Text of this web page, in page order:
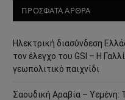
ΠΡΟΣΦΑΤΑ ΑΡΘΡΑ
Ηλεκτρική διασύνδεση
τον έλεγχο του GSI – Η
γεωπολιτικό παιχνίδι
Σαουδική Αραβία – Υεμένη: